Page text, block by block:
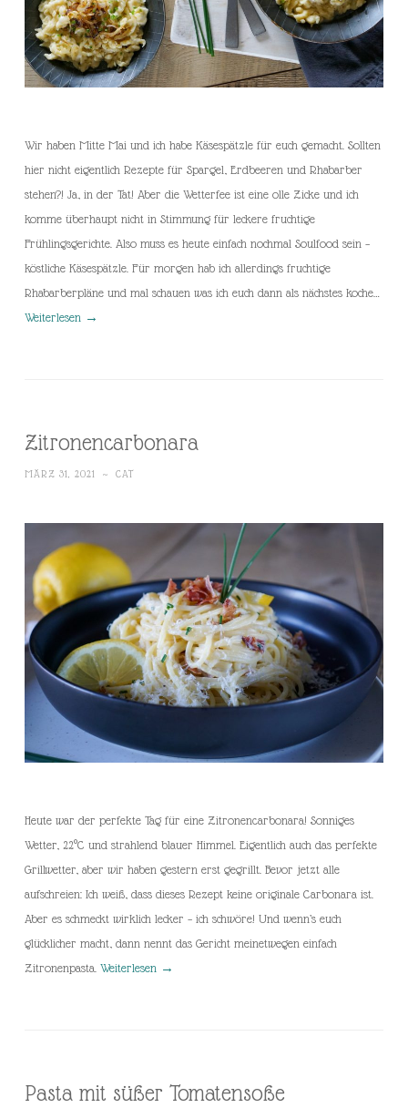
Wir haben Mitte Mai und ich habe Käsespätzle für euch gemacht. Sollten
hier nicht eigentlich Rezepte für Spargel, Erdbeeren und Rhabarber
stehen?! Ja, in der Tat! Aber die Wetterfee ist eine olle Zicke und ich
komme überhaupt nicht in Stimmung für leckere fruchtige
Frühlingsgerichte. Also muss es heute einfach nochmal Soulfood sein –
köstliche Käsespätzle. Für morgen hab ich allerdings fruchtige
Rhabarberpläne und mal schauen was ich euch dann als nächstes koche…
Weiterlesen →
Zitronencarbonara
MÄRZ 31, 2021 ~ CAT
Heute war der perfekte Tag für eine Zitronencarbonara! Sonniges
Wetter, 22°C und strahlend blauer Himmel. Eigentlich auch das perfekte
Grillwetter, aber wir haben gestern erst gegrillt. Bevor jetzt alle
aufschreien: Ich weiß, dass dieses Rezept keine originale Carbonara ist.
Aber es schmeckt wirklich lecker – ich schwöre! Und wenn’s euch
glücklicher macht, dann nennt das Gericht meinetwegen einfach
Zitronenpasta. Weiterlesen →
Pasta mit süßer Tomatensoße